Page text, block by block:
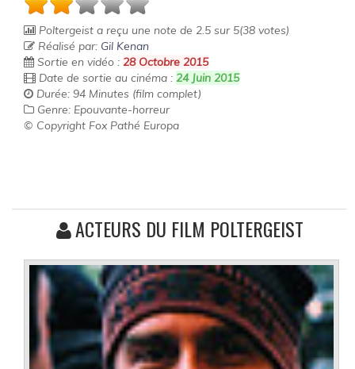
Poltergeist a reçu une note de 2.5 sur 5(38 votes)
Réalisé par: Gil Kenan
Sortie en vidéo : 28 Octobre 2015
Date de sortie au cinéma : 24 Juin 2015
Durée: 94 Minutes (film complet)
Genre: Epouvante-horreur
© Copyright Fox Pathé Europa
ACTEURS DU FILM POLTERGEIST